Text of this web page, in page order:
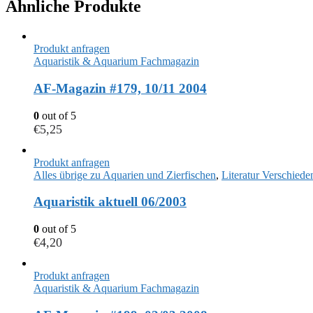
Ähnliche Produkte
Produkt anfragen
Aquaristik & Aquarium Fachmagazin
AF-Magazin #179, 10/11 2004
0 out of 5
€5,25
Produkt anfragen
Alles übrige zu Aquarien und Zierfischen, Literatur
Aquaristik aktuell 06/2003
0 out of 5
€4,20
Produkt anfragen
Aquaristik & Aquarium Fachmagazin